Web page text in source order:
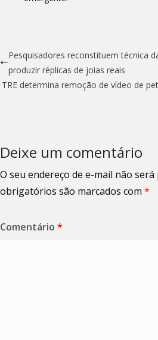
Pesquisadores reconstituem técnica
produzir réplicas de joias reais
TRE determina remoção de vídeo de
Deixe um comentário
O seu endereço de e-mail não será
obrigatórios são marcados com *
Comentário *